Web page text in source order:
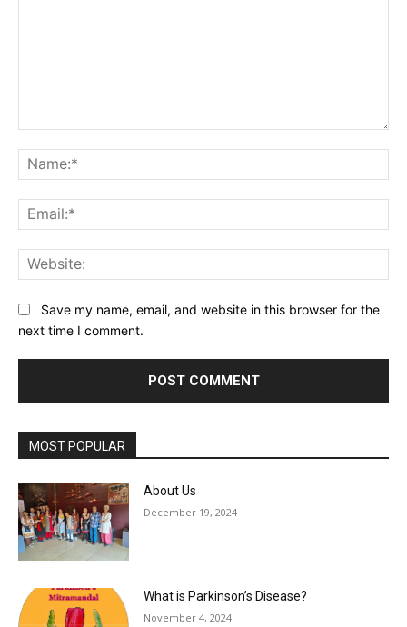
Save my name, email, and website in this browser for the
next time I comment.
MOST POPULAR
About Us
December 19, 2024
What is Parkinson’s Disease?
November 4, 2024